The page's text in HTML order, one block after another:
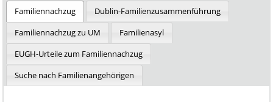
Familiennachzug
Dublin-Familienzusammenführung
Familiennachzug zu UM
Familienasyl
EUGH-Urteile zum Familiennachzug
Suche nach Familienangehörigen